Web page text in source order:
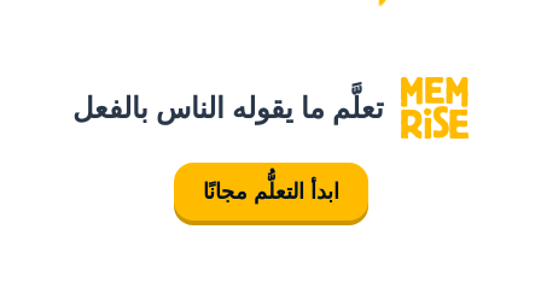
تعلَّم ما يقوله الناس بالفعل
ابدأ التعلُّم مجانًا